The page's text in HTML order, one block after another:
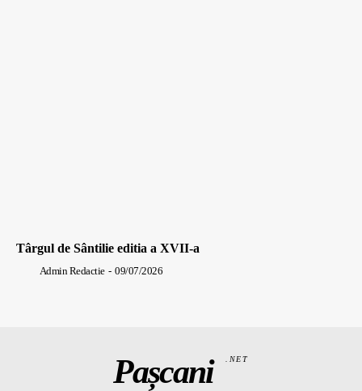
Târgul de Sântilie editia a XVII-a
Admin Redactie - 09/07/2026
Pașcani .NET